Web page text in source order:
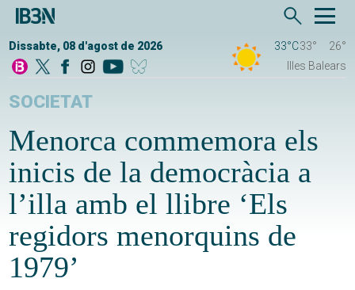
Dissabte, 08 d'agost de 2026 33°C33°
26°
Illes Balears
SOCIETAT
Menorca commemora els
inicis de la democràcia a
l’illa amb el llibre ‘Els
regidors menorquins de
1979’